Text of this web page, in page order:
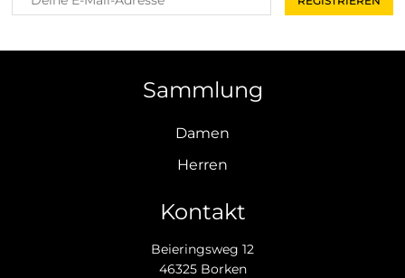
Sammlung
Damen
Herren
Kontakt
Beieringsweg 12
46325 Borken